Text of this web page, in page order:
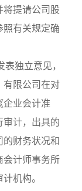
将提请公司股
照有关规定确
独立意见，
有限公司在对
企业会计准
审计，出具的
财务状况和
会计师事务所
机构。